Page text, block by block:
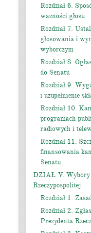
Rozdział 6.
ważności głosu
Rozdział 7.
głosowania i
wyborczym
Rozdział 8.
do Senatu
Rozdział 9.
i uzupełnienie
Rozdział 10.
programach
radiowych i
Rozdział 11.
finansowania
Senatu
DZIAŁ V. Wybory
Rzeczypospolitej
Rozdział 1.
Rozdział 2.
Prezydenta